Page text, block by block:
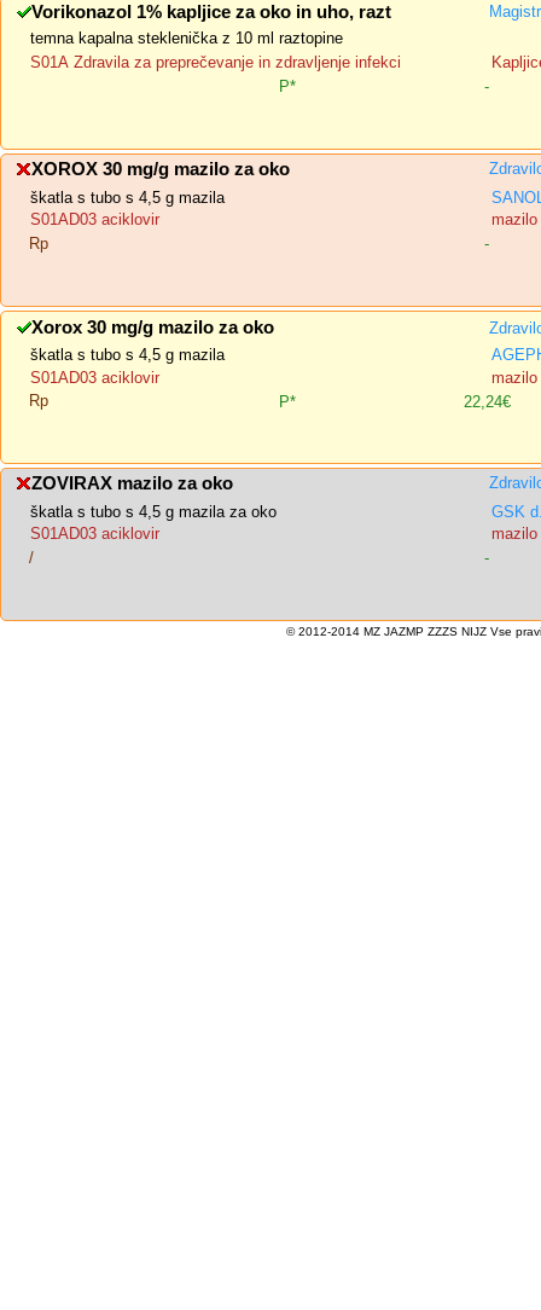
Vorikonazol 1% kapljice za oko in uho, razt
temna kapalna steklenička z 10 ml raztopine
S01A Zdravila za preprečevanje in zdravljenje infekci
P*
-
XOROX 30 mg/g mazilo za oko
škatla s tubo s 4,5 g mazila
S01AD03 aciklovir
Rp
-
Xorox 30 mg/g mazilo za oko
škatla s tubo s 4,5 g mazila
S01AD03 aciklovir
Rp
P* 22,24€
ZOVIRAX mazilo za oko
škatla s tubo s 4,5 g mazila za oko
GSK
S01AD03 aciklovir
/
-
© 2012-2014 MZ JAZMP ZZZS NIJZ Vse